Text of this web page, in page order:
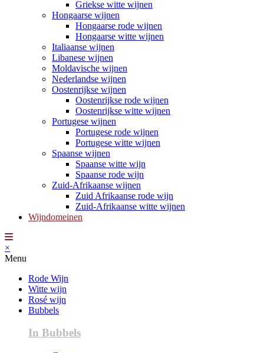
Griekse witte wijnen
Hongaarse wijnen
Hongaarse rode wijnen
Hongaarse witte wijnen
Italiaanse wijnen
Libanese wijnen
Moldavische wijnen
Nederlandse wijnen
Oostenrijkse wijnen
Oostenrijkse rode wijnen
Oostenrijkse witte wijnen
Portugese wijnen
Portugese rode wijnen
Portugese witte wijnen
Spaanse wijnen
Spaanse witte wijn
Spaanse rode wijn
Zuid-Afrikaanse wijnen
Zuid Afrikaanse rode wijn
Zuid-Afrikaanse witte wijnen
Wijndomeinen
×
Menu
Rode Wijn
Witte wijn
Rosé wijn
Bubbels
In Bubbels